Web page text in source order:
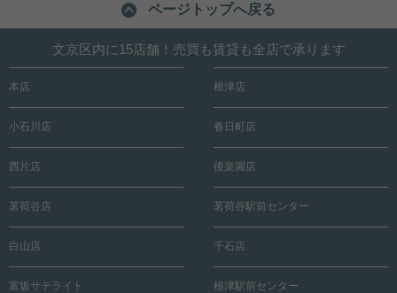
ページトップへ戻る
文京区内に15店舗！売買も賃貸も全店で承ります
本店 根津店
小石川店 春日町店
西片店 後楽園店
茗荷谷店 茗荷谷駅前センター
白山店 千石店
富坂サテライト 根津駅前センター